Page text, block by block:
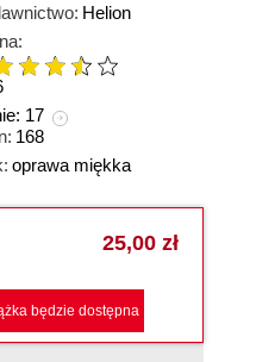
Helion
17
168
oprawa miękka
25,00 zł
będzie dostępna